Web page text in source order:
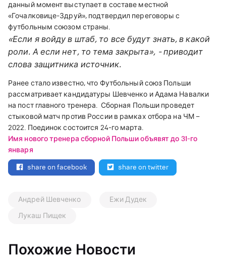
данный момент выступает в составе местной
«Гочалковице-Здруй», подтвердил переговоры с
футбольным союзом страны.
«Если я войду в штаб, то все будут знать, в какой
роли. А если нет, то тема закрыта», - приводит
слова защитника источник.
Ранее стало известно, что Футбольный союз Польши
рассматривает кандидатуры Шевченко и Адама Навалки
на пост главного тренера. Сборная Польши проведет
стыковой матч против России в рамках отбора на ЧМ –
2022. Поединок состоится 24-го марта.
Имя нового тренера сборной Польши объявят до 31-го
января
share on facebook
share on twitter
Андрей Шевченко
Ежи Дудек
Лукаш Пищек
Похожие Новости